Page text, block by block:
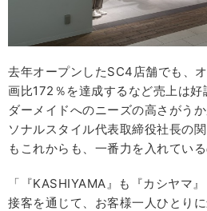
去年オープンしたSC4店舗でも、
画比172％を達成するなど売上は
ダーメイドへのニーズの高さがう
ソナルスタイル代表取締役社長の
もこれからも、一番力を入れている
「『KASHIYAMA』も『カシヤマ
接客を通じて、お客様一人ひとり